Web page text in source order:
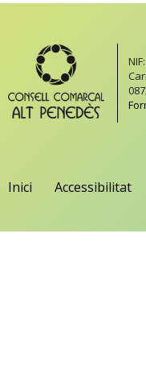
Inici Accessibilitat